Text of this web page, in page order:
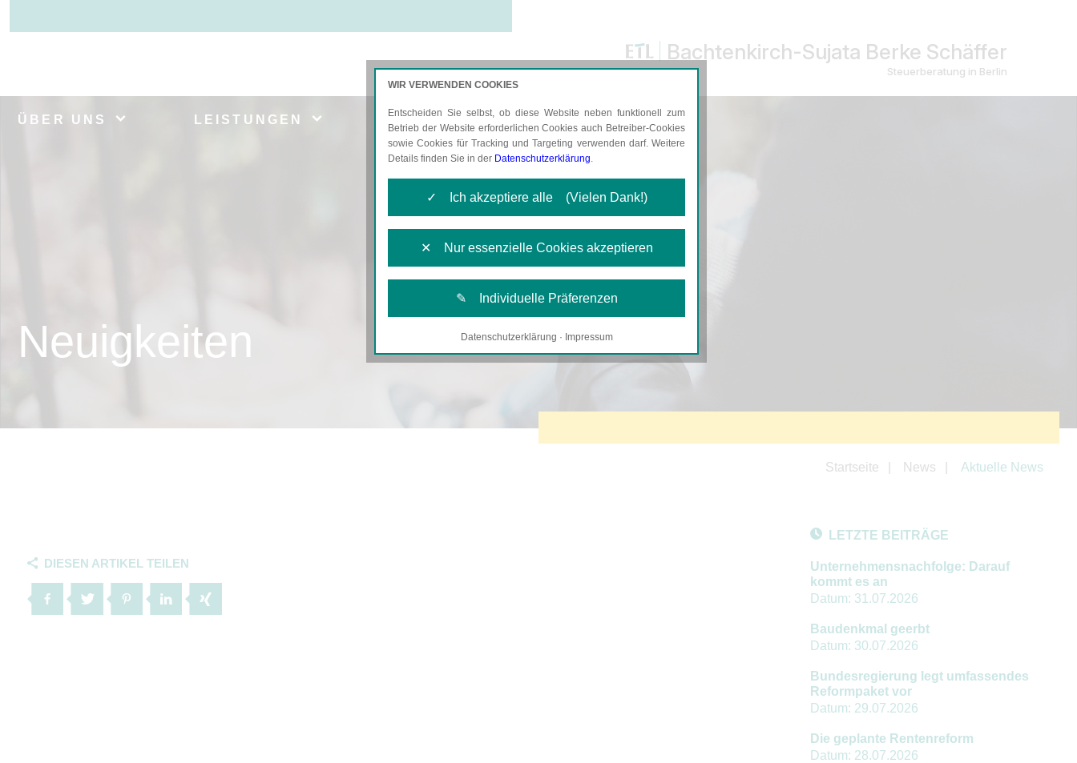
Bachtenkirch-Sujata Berke Schäffer
Steuerberatung in Berlin
ÜBER UNS LEISTUNGEN AKTUELLES KARRIERE
Neuigkeiten
Startseite News Aktuelle News
DIESEN ARTIKEL TEILEN
LETZTE BEITRÄGE
Unternehmensnachfolge: Darauf
kommt es an
Datum: 31.07.2026
Baudenkmal geerbt
Datum: 30.07.2026
Bundesregierung legt umfassendes
Reformpaket vor
Datum: 29.07.2026
Die geplante Rentenreform
Datum: 28.07.2026
WIR VERWENDEN COOKIES
Entscheiden Sie selbst, ob diese Website neben funktionell zum
Betrieb der Website erforderlichen Cookies auch Betreiber-Cookies
sowie Cookies für Tracking und Targeting verwenden darf. Weitere
Details finden Sie in der Datenschutzerklärung.
✓ Ich akzeptiere alle (Vielen Dank!)
✕ Nur essenzielle Cookies akzeptieren
✎ Individuelle Präferenzen
Notwendige Cookies
Datenschutzerklärung · Impressum